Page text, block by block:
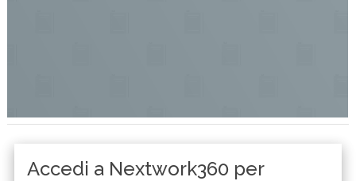
Accedi a Nextwork360 per